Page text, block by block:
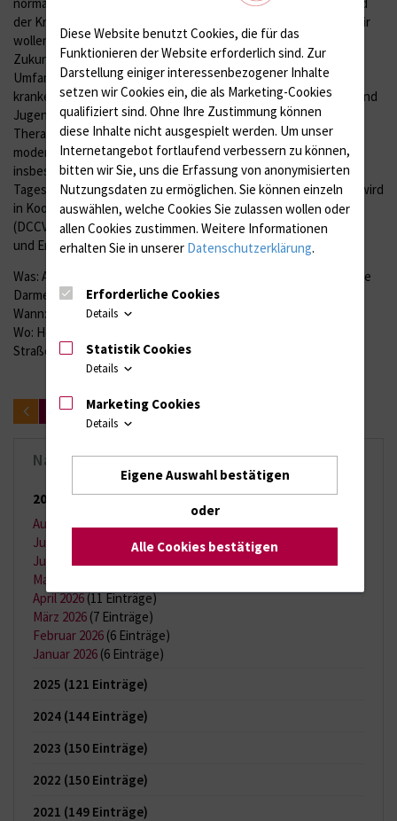
der Krankheitsverlauf muss engmaschig überwacht werden. „Wir
wollen den besorgten Eltern und Patienten die Sorgen vor der
Zukunft nehmen und ihnen einen Ausblick geben, in welchem
Umfang wir die Langzeitbetreuung der mehr als 50 chronisch
kranken Kinder und Jugendlichen aus ganz MV an der Kinder- -und
Jugendklinik umsetzen können“, so Radke weiter. Bei den
Therapieverfahren wird die Behandlung mit
modernen Medikamenten erläutert. Hier stehen
insbesondere Biologika im Fokus, die überwiegend in der
Tagesstation der Klinik verabreicht werden. Die Veranstaltung wird
in Kooperation mit der Deutschen Crohn-Colitis-Vereinigung
(DCCV) und der Gesellschaft für Pädiatrische Gastroenterologie
und Ernährung (GPGE) organisiert.
Was: Arzt-Patienten-Eltern-Seminar über chronisch entzündliche
Darmerkrankungen
Wann: 28.1. von 9.30 bis 12.30 Uhr
Wo: Hörsaal der Kinder- und Jugendklinik, Ernst-Heydemann-
Straße 8
zurück
Nachrichten-Archiv
2026
(65 Einträge)
August 2026(2 Einträge)
Juli 2026
(11 Einträge)
Juni 2026
Mai 2026
April 2026(11 Einträge)
März 2026 (7 Einträge)
Februar 2026 (6 Einträge)
Januar 2026 (6 Einträge)
2025 (121 Einträge)
2024 (144 Einträge)
2023 (150 Einträge)
2022 (150 Einträge)
2021 (149 Einträge)
Diese Website benutzt Cookies, die für das
Funktionieren der Website erforderlich sind. Zur
Darstellung einiger interessenbezogener Inhalte
setzen wir Cookies ein, die als Marketing-Cookies
qualifiziert sind. Ohne Ihre Zustimmung können
diese Inhalte nicht ausgespielt werden. Um unser
Internetangebot fortlaufend verbessern zu können,
bitten wir Sie, uns die Erfassung von anonymisierten
Nutzungsdaten zu ermöglichen. Sie können einzeln
auswählen, welche Cookies Sie zulassen wollen oder
allen Cookies zustimmen. Weitere Informationen
erhalten Sie in unserer Datenschutzerklärung.
Erforderliche Cookies
Details
Statistik Cookies
Details
Marketing Cookies
Details
Eigene Auswahl bestätigen
oder
Alle Cookies bestätigen